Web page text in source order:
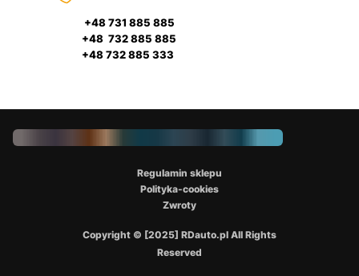
+48 731 885 885
+48 732 885 885
+48 732 885 333
Copyright © [2025] RDauto.pl All Rights
Reserved
Regulamin sklepu
Polityka-cookies
Zwroty